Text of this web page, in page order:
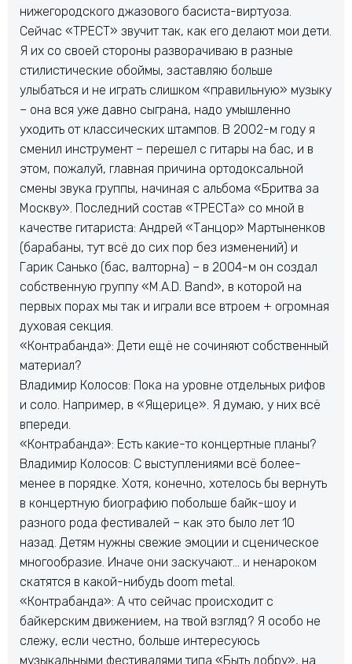
нижегородского джазового басиста-виртуоза.
Сейчас «ТРЕСТ» звучит так, как его делают мои дети.
Я их со своей стороны разворачиваю в разные
стилистические обоймы, заставляю больше
улыбаться и не играть слишком «правильную» музыку
– она вся уже давно сыграна, надо умышленно
уходить от классических штампов. В 2002-м году я
сменил инструмент – перешел с гитары на бас, и в
этом, пожалуй, главная причина ортодоксальной
смены звука группы, начиная с альбома «Бритва за
Москву». Последний состав «ТРЕСТа» со мной в
качестве гитариста: Андрей «Танцор» Мартыненков
(барабаны, тут всё до сих пор без изменений) и
Гарик Санько (бас, валторна) – в 2004-м он создал
собственную группу «M.A.D. Band», в которой на
первых порах мы так и играли все втроем + огромная
духовая секция.
«Контрабанда»: Дети ещё не сочиняют собственный
материал?
Владимир Колосов: Пока на уровне отдельных рифов
и соло. Например, в «Ящерице». Я думаю, у них всё
впереди.
«Контрабанда»: Есть какие-то концертные планы?
Владимир Колосов: С выступлениями всё более-
менее в порядке. Хотя, конечно, хотелось бы вернуть
в концертную биографию побольше байк-шоу и
разного рода фестивалей – как это было лет 10
назад. Детям нужны свежие эмоции и сценическое
многообразие. Иначе они заскучают… и ненароком
скатятся в какой-нибудь doom metal.
«Контрабанда»: А что сейчас происходит с
байкерским движением, на твой взгляд? Я особо не
слежу, если честно, больше интересуюсь
музыкальными фестивалями типа «Быть добру», на